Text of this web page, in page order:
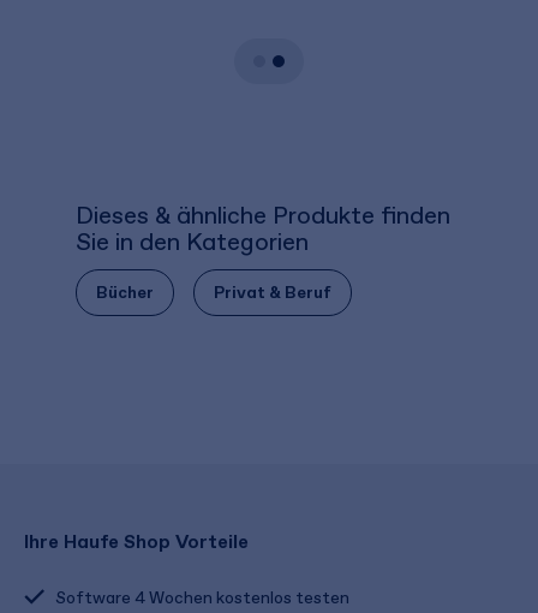
Dieses & ähnliche Produkte finden
Sie in den Kategorien
Bücher Privat & Beruf
Ihre Haufe Shop Vorteile
Software 4 Wochen kostenlos testen